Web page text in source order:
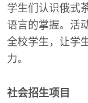
学生们认识俄式
语言的掌握。活
全校学生，让学
力。
社会招生项目